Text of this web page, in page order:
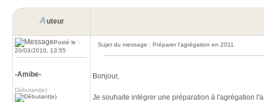
Auteur
Posté le :
20/03/2010, 13:55
-Amibe-
Débutant(e)
Sujet du message : Préparer l'agrégation en 2011
Bonjour,
Je souhaite intégrer une préparation à l'agrégation